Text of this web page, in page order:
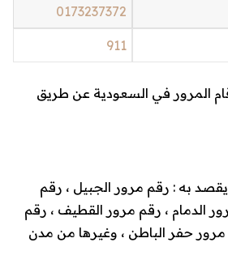
0173237372
911
المرور في السعودية عن طريق
به : رقم مرور الجبيل ، رقم
الدمام ، رقم مرور القطيف ، رقم
مرور حفر الباطن ، وغيرها من مدن